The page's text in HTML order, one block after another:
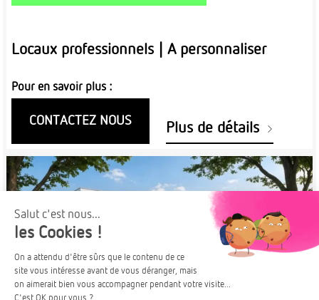
Locaux professionnels | A personnaliser
Pour en savoir plus :
CONTACTEZ NOUS Plus de détails
KEMBS
À PARTIR DE